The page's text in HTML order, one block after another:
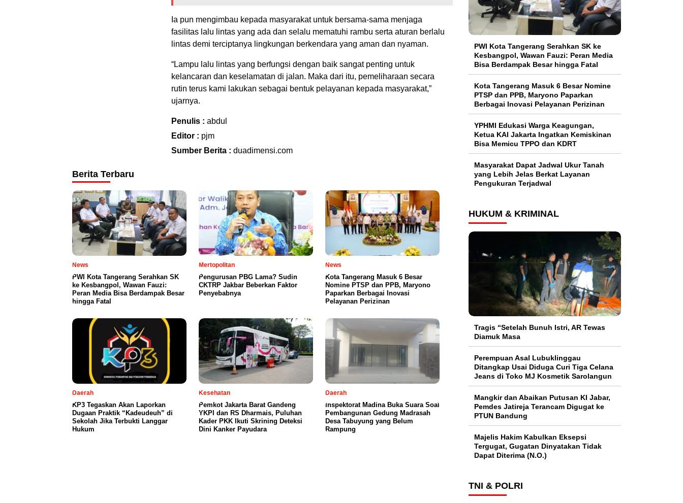
Ia pun mengimbau kepada masyarakat untuk bersama-sama menjaga
fasilitas lalu lintas yang ada dan selalu mematuhi rambu serta aturan berlalu
lintas demi terciptanya lingkungan berkendara yang aman dan nyaman.
“Lampu lalu lintas yang berfungsi dengan baik sangat penting untuk
kelancaran dan keselamatan di jalan. Maka dari itu, pemeliharaan secara
rutin terus kami lakukan sebagai bentuk pelayanan kepada masyarakat,”
ujarnya.
Penulis : abdul
Editor : pjm
Sumber Berita : duadimensi.com
Berita Terbaru
News
PWI Kota Tangerang Serahkan SK
ke Kesbangpol, Wawan Fauzi:
Peran Media Bisa Berdampak Besar
hingga Fatal
Mertopolitan
Pengurusan PBG Lama? Sudin
CKTRP Jakbar Beberkan Faktor
Penyebabnya
News
Kota Tangerang Masuk 6 Besar
Nomine PTSP dan PPB, Maryono
Paparkan Berbagai Inovasi
Pelayanan Perizinan
Daerah
KP3 Tegaskan Akan Laporkan
Dugaan Praktik “Kadeudeuh” di
Sekolah Jika Terbukti Langgar
Hukum
Kesehatan
Pemkot Jakarta Barat Gandeng
YKPI dan RS Dharmais, Puluhan
Kader PKK Ikuti Skrining Deteksi
Dini Kanker Payudara
Daerah
Inspektorat Madina Buka Suara Soal
Pembangunan Gedung Madrasah
Desa Tabuyung yang Belum
Rampung
PWI Kota Tangerang Serahkan SK ke
Kesbangpol, Wawan Fauzi: Peran Media
Bisa Berdampak Besar hingga Fatal
Kota Tangerang Masuk 6 Besar Nomine
PTSP dan PPB, Maryono Paparkan
Berbagai Inovasi Pelayanan Perizinan
YPHMI Edukasi Warga Keagungan,
Ketua KAI Jakarta Ingatkan Kemiskinan
Bisa Memicu TPPO dan KDRT
Masyarakat Dapat Jadwal Ukur Tanah
yang Lebih Jelas Berkat Layanan
Pengukuran Terjadwal
HUKUM & KRIMINAL
Tragis “Setelah Bunuh Istri, AR Tewas
Diamuk Masa
Perempuan Asal Lubuklinggau
Ditangkap Usai Diduga Curi Tiga Celana
Jeans di Toko MJ Kosmetik Sarolangun
Mangkir dan Abaikan Putusan KI Jabar,
Pemdes Jatireja Terancam Digugat ke
PTUN Bandung
Majelis Hakim Kabulkan Eksepsi
Tergugat, Gugatan Dinyatakan Tidak
Dapat Diterima (N.O.)
TNI & POLRI